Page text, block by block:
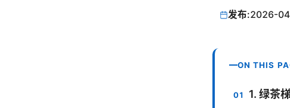
发布:2026-
ON THIS
1. 绿茶